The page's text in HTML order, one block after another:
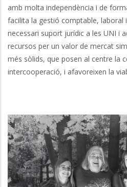
amb molta independència i de
facilita la gestió comptable, laboral
necessari suport jurídic a les UNI i
recursos per un valor de mercat
més sòlids, que posen al centre la
intercooperació, i afavoreixen la